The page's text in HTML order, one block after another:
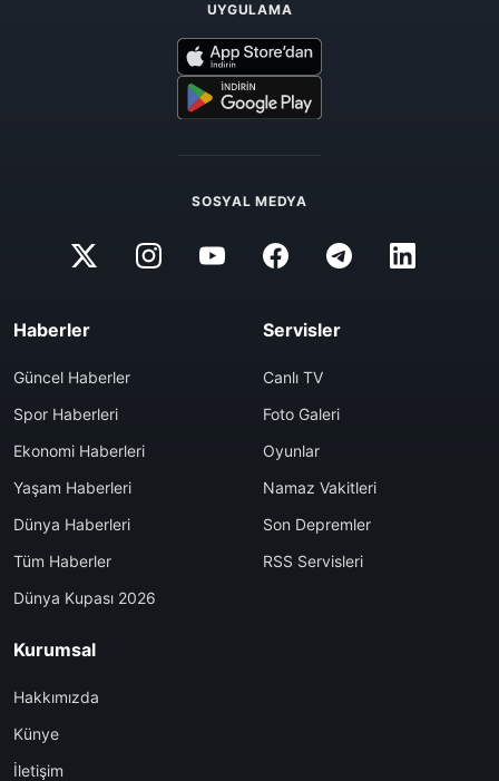
UYGULAMA
SOSYAL MEDYA
Haberler
Güncel Haberler
Spor Haberleri
Ekonomi Haberleri
Yaşam Haberleri
Dünya Haberleri
Tüm Haberler
Dünya Kupası 2026
Servisler
Canlı TV
Foto Galeri
Oyunlar
Namaz Vakitleri
Son Depremler
RSS Servisleri
Kurumsal
Hakkımızda
Künye
İletişim